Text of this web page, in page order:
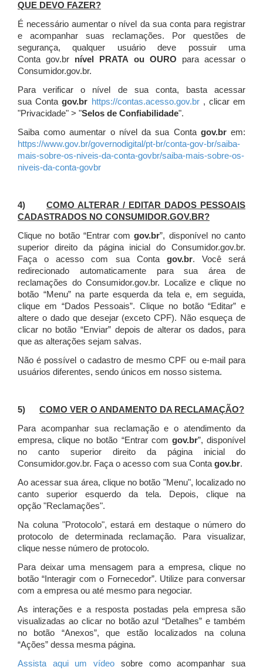
QUE DEVO FAZER?
É necessário aumentar o nível da sua conta para registrar
e acompanhar suas reclamações. Por questões de
segurança, qualquer usuário deve possuir uma
Conta gov.br nível PRATA ou OURO para acessar o
Consumidor.gov.br.
Para verificar o nível de sua conta, basta acessar
sua Contagov.br https://contas.acesso.gov.br, clicar em
"Privacidade" > "Selos de Confiabilidade".
Saiba como aumentar o nível da sua Conta gov.brem:
https://www.gov.br/governodigital/pt-br/conta-gov-br/saiba-
mais-sobre-os-niveis-da-conta-govbr/saiba-mais-sobre-os-
niveis-da-conta-govbr
4) COMO ALTERAR / EDITAR DADOS PESSOAIS
CADASTRADOS NO CONSUMIDOR.GOV.BR?
Clique no botão “Entrar comgov.br”, disponível no canto
superior direito da página inicial do Consumidor.gov.br.
Faça o acesso com sua Conta gov.br. Você será
redirecionado automaticamente para sua área de
reclamações do Consumidor.gov.br.
Localize e clique no
botão “Menu” na parte esquerda da tela e, em seguida,
clique em “Dados Pessoais”. Clique no botão “Editar” e
altere o dado que desejar (exceto CPF). Não esqueça de
clicar no botão “Enviar” depois de alterar os dados, para
que as alterações sejam salvas.
Não é possível o cadastro de mesmo CPF ou e-mail para
usuários diferentes, sendo únicos em nosso sistema.
5) COMO VER O ANDAMENTO DA RECLAMAÇÃO?
Para acompanhar sua reclamação e o atendimento da
empresa, clique no botão “Entrar com gov.br”, disponível
no canto superior direito da página inicial do
Consumidor.gov.br. Faça o acesso com sua Contagov.br.
Ao acessar sua área, clique no botão "Menu", localizado no
canto superior esquerdo da tela. Depois, clique na
opção "Reclamações".
Na coluna "Protocolo", estará em destaque o número do
protocolo de determinada reclamação. Para visualizar,
clique nesse número de protocolo.
Para deixar uma mensagem para a empresa, clique no
botão “Interagir com o Fornecedor”. Utilize para conversar
com a empresa ou até mesmo para negociar.
As interações e a resposta postadas pela empresa são
visualizadas ao clicar no botão azul “Detalhes” e também
no botão “Anexos”, que estão localizados na coluna
“Ações” dessa mesma página.
Assista aqui um vídeo sobre como acompanhar sua